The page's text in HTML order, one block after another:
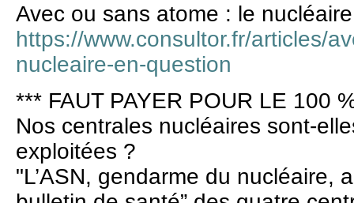
Avec ou sans atome : le
https://www.consultor.fr/articles/
nucleaire-en-question
*** FAUT PAYER POUR LE 100
Nos centrales nucléaires sont-
exploitées ?
"L’ASN, gendarme du nucléaire,